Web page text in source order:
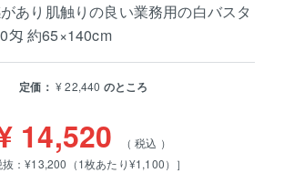
あり肌触りの良い業務用の白バスタ
匁 約65×140cm
定価： ¥22,440 のところ
14,520
税込
抜：¥13,200（1枚あたり¥1,100）］